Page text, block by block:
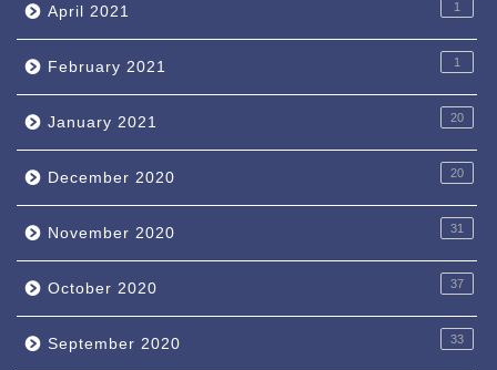
April 2021 1
February 2021 1
January 2021 20
December 2020 20
November 2020 31
October 2020 37
September 2020 33